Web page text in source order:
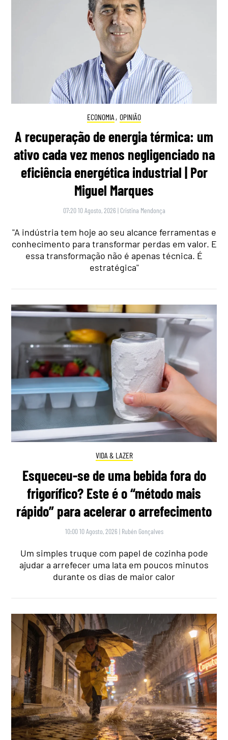
ECONOMIA , OPINIÃO
A recuperação de energia térmica: um
ativo cada vez menos negligenciado na
eficiência energética industrial | Por
Miguel Marques
07:20 10 Agosto, 2026 | Cristina Mendonça
"A indústria tem hoje ao seu alcance ferramentas e
conhecimento para transformar perdas em valor. E
essa transformação não é apenas técnica. É
estratégica"
VIDA & LAZER
Esqueceu-se de uma bebida fora do
frigorífico? Este é o “método mais
rápido” para acelerar o arrefecimento
10:00 10 Agosto, 2026 | Rubén Gonçalves
Um simples truque com papel de cozinha pode
ajudar a arrefecer uma lata em poucos minutos
durante os dias de maior calor